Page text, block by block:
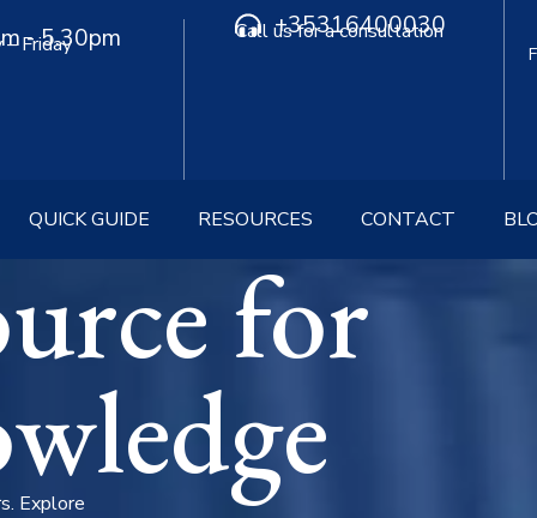
- 5.30pm
Friday
+35316400030
Call us for a consultation
QUICK GUIDE RESOURCES CONTACT
for
Explore